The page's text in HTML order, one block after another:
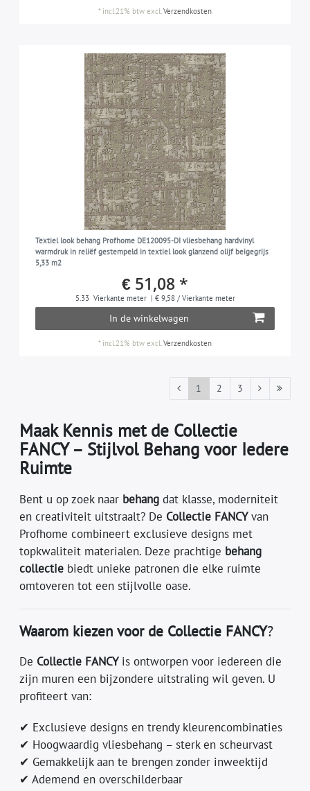
* incl.21% btw excl.Verzendkosten
Textiel look behang Profhome DE120095-DI vliesbehang hardvinyl
warmdruk in reliëf gestempeld in textiel look glanzend olijf beigegrijs
5,33 m2
€ 51,08 *
5.33 Vierkante meter | € 9,58 / Vierkante meter
In de winkelwagen
* incl.21% btw excl. Verzendkosten
1 2 3
Maak Kennis met de Collectie
FANCY – Stijlvol Behang voor Iedere
Ruimte
Bent u op zoek naar behang dat klasse, moderniteit
en creativiteit uitstraalt? De Collectie FANCYvan
Profhome combineert exclusieve designs met
topkwaliteit materialen. Deze prachtige behang
collectie biedt unieke patronen die elke ruimte
omtoveren tot een stijlvolle oase.
Waarom kiezen voor de Collectie FANCY?
De Collectie FANCYis ontworpen voor iedereen die
zijn muren een bijzondere uitstraling wil geven. U
profiteert van:
✔ Exclusieve designs en trendy kleurencombinaties
✔ Hoogwaardig vliesbehang – sterk en scheurvast
✔ Gemakkelijk aan te brengen zonder inweektijd
✔ Ademend en overschilderbaar